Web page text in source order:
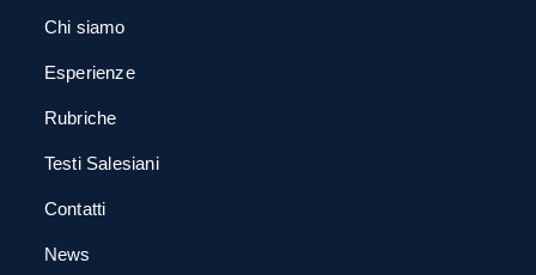
Chi siamo
Esperienze
Rubriche
Testi Salesiani
Contatti
News